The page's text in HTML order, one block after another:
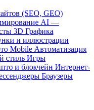
(SEO, GEO)
AI —
3D Графика
и иллюстрации
Mobile Автоматизация
стиль Игры
и блокчейн Интернет-
Браузеры